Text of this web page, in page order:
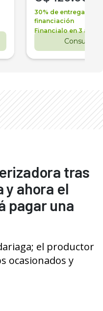
30% de entrega +
financiación
Financialo en 3 años
Consultar
tras
y ahora el
pagar una
el productor
ocasionados y